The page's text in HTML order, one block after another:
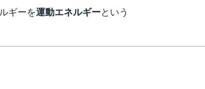
ギーを運動エネルギーという